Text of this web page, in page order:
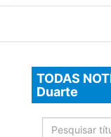
TODAS
Duarte